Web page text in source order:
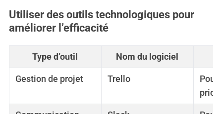
Utiliser des outils technologiques pour
améliorer l’efficacité
Type d’outil Nom du logiciel
Gestion de projet Trello
Pour